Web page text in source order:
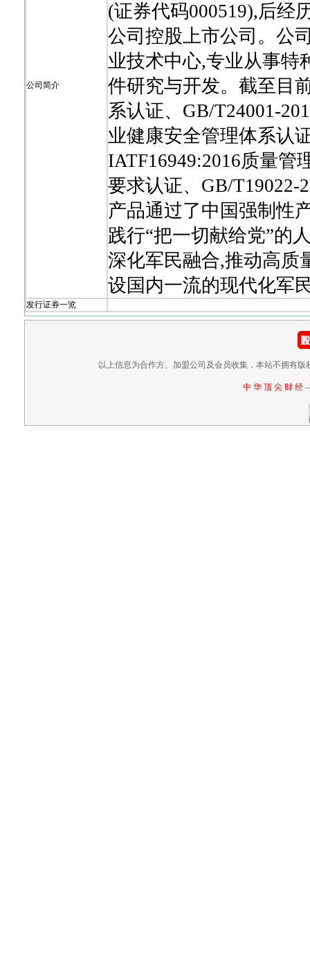
公司简介
(证券代码000519),后经
公司控股上市公司。公
业技术中心,专业从事特
件研究与开发。截至目
系认证、GB/T24001-
业健康安全管理体系认
IATF16949:2016质量管
要求认证、GB/T19022-
产品通过了中国强制性
践行“把一切献给党”的
深化军民融合,推动高质
设国内一流的现代化军
发行证券一览
以上信息为合作方、加盟公司及会员收集，本站不拥有
中 华 顶 尖 财 经